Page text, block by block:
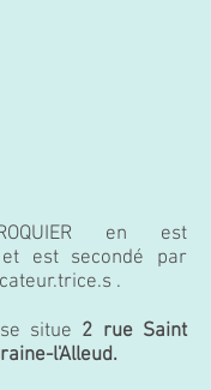
en est
est secondé par
.
situe 2 rue Saint
l'Alleud.